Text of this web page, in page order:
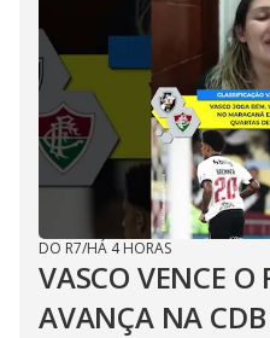
DO R7/HÁ 4 HORAS
VASCO VENCE O
AVANÇA NA CDB